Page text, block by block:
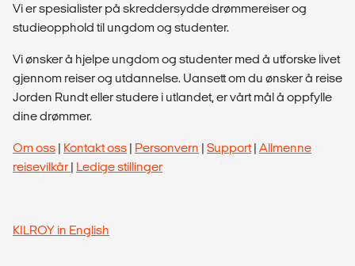
Vi er spesialister på skreddersydde drømmereiser og
studieopphold til ungdom og studenter.
Vi ønsker å hjelpe ungdom og studenter med å utforske livet
gjennom reiser og utdannelse. Uansett om du ønsker å reise
Jorden Rundt eller studere i utlandet, er vårt mål å oppfylle
dine drømmer.
Om oss | Kontakt oss | Personvern | Support| Allmenne
reisevilkår | Ledige stillinger
KILROY in English